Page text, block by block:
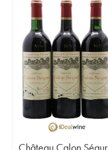
Château Calon Ségur